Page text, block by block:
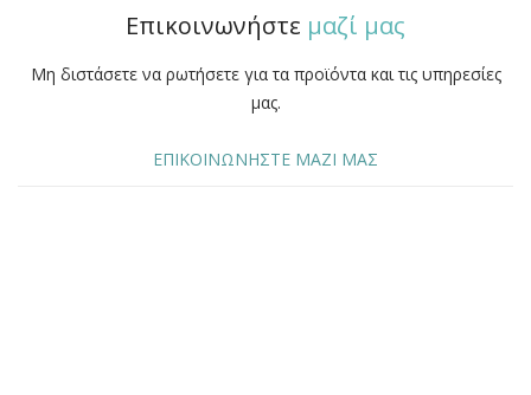
Επικοινωνήστε μαζί μας
Μη διστάσετε να ρωτήσετε για τα προϊόντα και τις υπηρεσίες
μας.
ΕΠΙΚΟΙΝΩΝΗΣΤΕ ΜΑΖΙ ΜΑΣ